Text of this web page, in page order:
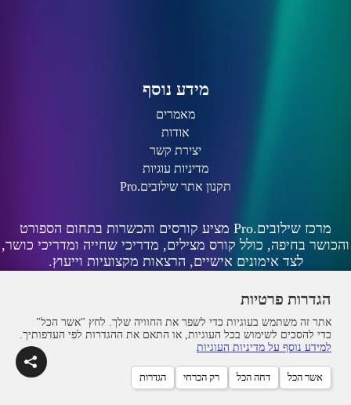
מידע נוסף
מאמרים
אודות
יצירת קשר
מדיניות עוגיות
תקנון אתר שילובים.Pro
מרכז שילובים.Pro מציע קורסים והכשרות בתחום הספורט
והכושר בחיפה, כולל קורס מצילים, מדריכי שחייה ומדריכי כושר,
לצד אימונים אישיים, הרצאות מקצועיות וייעוץ.
הגדרות פרטיות
אתר זה משתמש בעוגיות כדי לשפר את החוויה שלך. לחץ "אשר הכל"
כדי להסכים לשימוש בכל העוגיות, או התאם את ההגדרות לפי העדפותיך.
למידע נוסף על מדיניות העוגיות
אשר הכל דחה הכל רק הכרחי הגדרות